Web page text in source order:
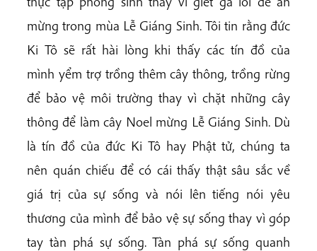
mừng trong mùa Lễ Giáng Sinh. Tôi tin rằng đức
Ki Tô sẽ rất hài lòng khi thấy các tín đồ của
mình yểm trợ trồng thêm cây thông, trồng rừng
để bảo vệ môi trường thay vì chặt những cây
thông để làm cây Noel mừng Lễ Giáng Sinh. Dù
là tín đồ của đức Ki Tô hay Phật tử, chúng ta
nên quán chiếu để có cái thấy thật sâu sắc về
giá trị của sự sống và nói lên tiếng nói yêu
thương của mình để bảo vệ sự sống thay vì góp
tay tàn phá sự sống. Tàn phá sự sống quanh